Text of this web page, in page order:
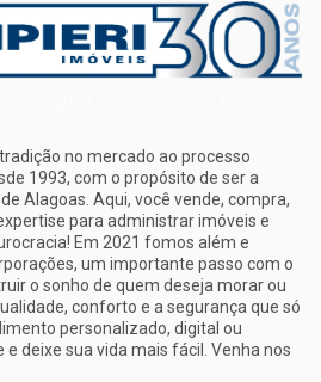
no mercado ao processo
1993, com o propósito de ser a
Alagoas. Aqui, você vende, compra,
para administrar imóveis e
Em 2021 fomos além e
um importante passo com o
o sonho de quem deseja morar ou
conforto e a segurança que só
personalizado, digital ou
deixe sua vida mais fácil. Venha nos